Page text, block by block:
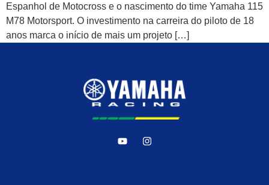
Espanhol de Motocross e o nascimento do time Yamaha 115
M78 Motorsport. O investimento na carreira do piloto de 18
anos marca o início de mais um projeto […]